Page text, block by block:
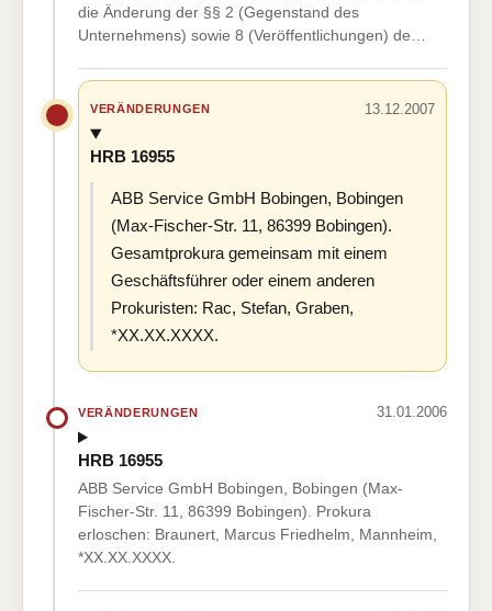
die Änderung der §§ 2 (Gegenstand des
Unternehmens) sowie 8 (Veröffentlichungen) de…
VERÄNDERUNGEN 13.12.2007
HRB 16955
ABB Service GmbH Bobingen, Bobingen
(Max-Fischer-Str. 11, 86399 Bobingen).
Gesamtprokura gemeinsam mit einem
Geschäftsführer oder einem anderen
Prokuristen: Rac, Stefan, Graben,
*XX.XX.XXXX.
VERÄNDERUNGEN 31.01.2006
HRB 16955
ABB Service GmbH Bobingen, Bobingen (Max-
Fischer-Str. 11, 86399 Bobingen). Prokura
erloschen: Braunert, Marcus Friedhelm, Mannheim,
*XX.XX.XXXX.